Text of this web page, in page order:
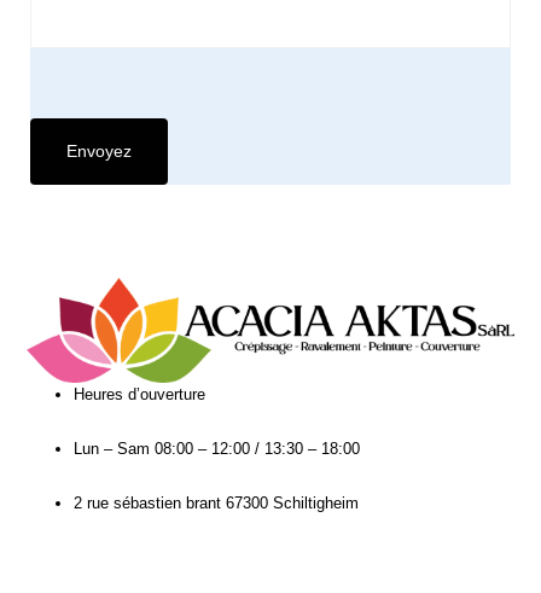
Heures d’ouverture​
Lun – Sam 08:00 – 12:00 / 13:30 – 18:00
2 rue sébastien brant 67300 Schiltigheim